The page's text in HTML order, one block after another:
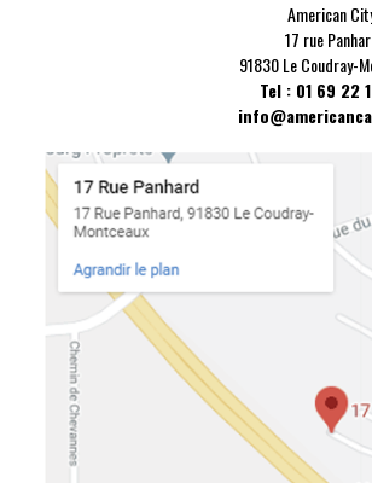
American
17 rue
91830 Le Coudray-
Tel : 01 69 22